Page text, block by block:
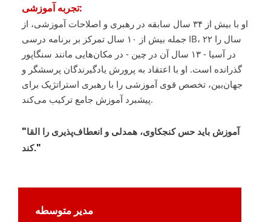
تجربه آموزشی:
او با بیش از ۳۴ سال سابقه در رهبری و اصلاحات آموزشی، از
جمله بیش از ۱۰ سال تمرکز بر برنامه درسی IB، ۲۲ سال را
در آسیا - ۱۳ سال آن در چین - در مکان‌هایی مانند سنگاپور
گذرانده است. او با اعتقاد به پرورش یادگیرندگان پرسشگر و
جهان‌بین، تخصص قوی آموزشی را با رهبری استراتژیک برای
پیشبرد آموزش جامع ترکیب می‌کند.
"آموزش باید حس کنجکاوی، همدلی و انعطاف‌پذیری را القا
کند."
مدیر متوسطه